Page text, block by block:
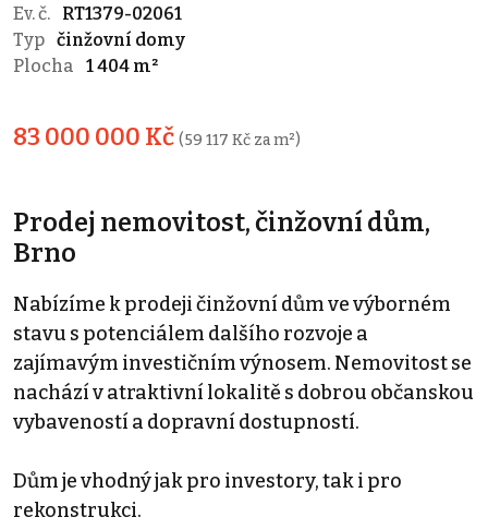
Ev. č.
RT1379-02061
Typ činžovní domy
Plocha
1 404 m²
83 000 000 Kč (59 117 Kč za m²)
Prodej nemovitost, činžovní dům,
Brno
Nabízíme k prodeji činžovní dům ve výborném
stavu s potenciálem dalšího rozvoje a
zajímavým investičním výnosem. Nemovitost se
nachází v atraktivní lokalitě s dobrou občanskou
vybaveností a dopravní dostupností.
Dům je vhodný jak pro investory, tak i pro
rekonstrukci.